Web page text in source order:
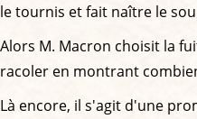
le tournis et fait naître le
Alors M. Macron choisit la
racoler en montrant
Là encore, il s'agit d'une